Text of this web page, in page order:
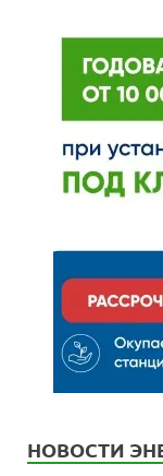
НОВОСТИ